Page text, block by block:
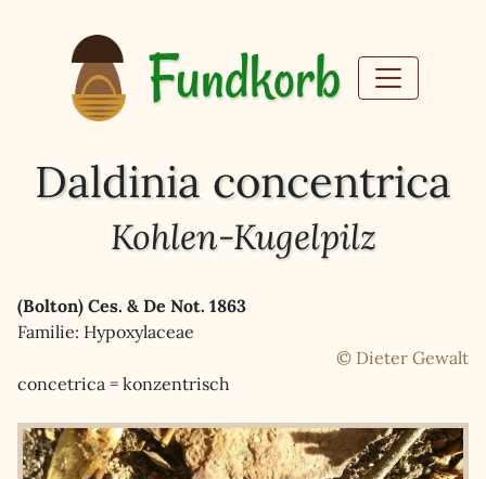
Fundkorb
Daldinia concentrica
Kohlen-Kugelpilz
(Bolton) Ces. & De Not. 1863
Familie: Hypoxylaceae
© Dieter Gewalt
concetrica = konzentrisch